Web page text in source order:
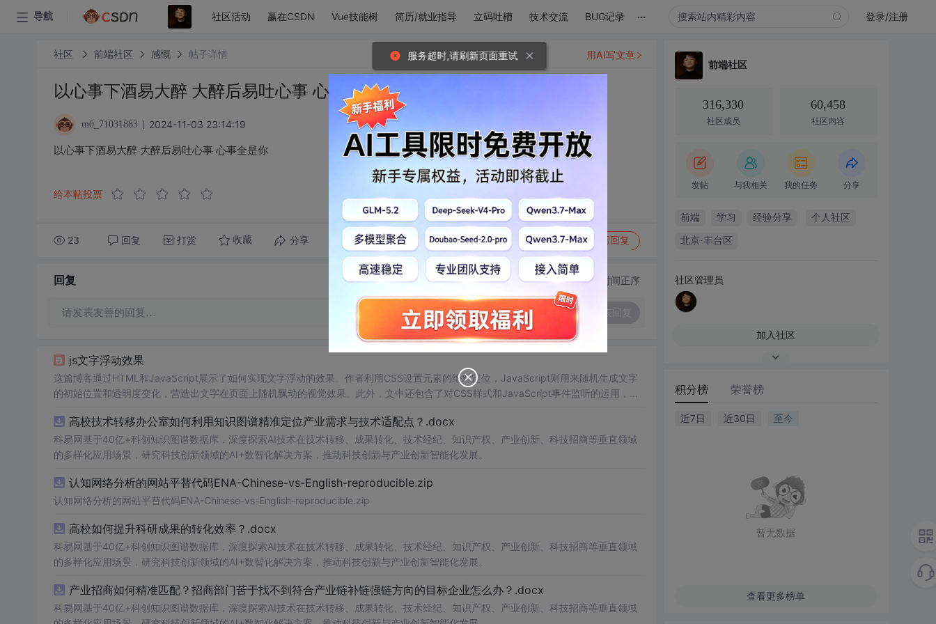
导航 社区活动 赢在CSDN Vue技能树 简历/就业指导 立码吐槽 技术交流 BUG记录 ... 登录/注册
社区 前端社区 感慨 帖子详情
以心事下酒易大醉 大醉后易吐心事 心事全是你
m0_71031883 2024-11-03 23:14:19
以心事下酒易大醉 大醉后易吐心事 心事全是你
给本帖投票
23 回复 打赏 收藏 分享 转发到动态 举报 写回复
用AI写文章
回复 切换为时间正序
请发表友善的回复…
js文字浮动效果
这篇博客通过HTML和JavaScript展示了如何实现文字浮动的效果。作者利用CSS设置元素的绝对定位，JavaScript则用来随机生成文字
的初始位置和透明度变化，营造出文字在页面上随机飘动的视觉效果。此外，文中还包含了对CSS样式和JavaScript事件监听的运用，增
高校技术转移办公室如何利用知识图谱精准定位产业需求与技术适配点？.docx
科易网基于40亿+科创知识图谱数据库，深度探索AI技术在技术转移、成果转化、技术经纪、知识产权、产业创新、科技招商等垂直领域
的多样化应用场景，研究科技创新领域的AI+数智化解决方案，推动科技创新与产业创新智能化发展。
认知网络分析的网站平替代码ENA-Chinese-vs-English-reproducible.zip
认知网络分析的网站平替代码ENA-Chinese-vs-English-reproducible.zip
高校如何提升科研成果的转化效率？.docx
科易网基于40亿+科创知识图谱数据库，深度探索AI技术在技术转移、成果转化、技术经纪、知识产权、产业创新、科技招商等垂直领域
的多样化应用场景，研究科技创新领域的AI+数智化解决方案，推动科技创新与产业创新智能化发展。
产业招商如何精准匹配？招商部门苦于找不到符合产业链补链强链方向的目标企业怎么办？.docx
科易网基于40亿+科创知识图谱数据库，深度探索AI技术在技术转移、成果转化、技术经纪、知识产权、产业创新、科技招商等垂直领域
前端社区
316,330
社区成员
60,458
社区内容
发帖 与我相关 我的任务 分享
前端 学习 经验分享 个人社区
北京·丰台区
社区管理员
加入社区
积分榜 荣誉榜
近7日 近30日 至今
暂无数据
查看更多榜单
服务超时,请刷新页面重试